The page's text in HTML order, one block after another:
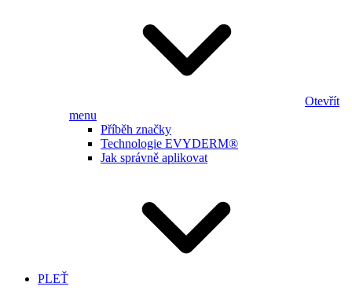
Otevřít
menu
Příběh značky
Technologie EVYDERM®
Jak správně aplikovat
PLEŤ